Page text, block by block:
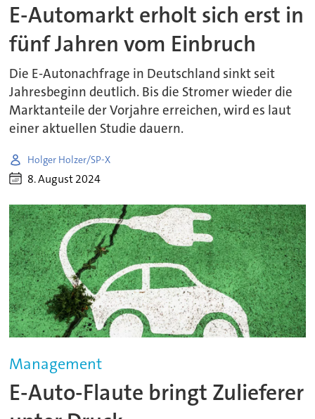
E-Automarkt erholt sich erst in
fünf Jahren vom Einbruch
Die E-Autonachfrage in Deutschland sinkt seit
Jahresbeginn deutlich. Bis die Stromer wieder die
Marktanteile der Vorjahre erreichen, wird es laut
einer aktuellen Studie dauern.
Holger Holzer/SP-X
8. August 2024
Management
E-Auto-Flaute bringt Zulieferer